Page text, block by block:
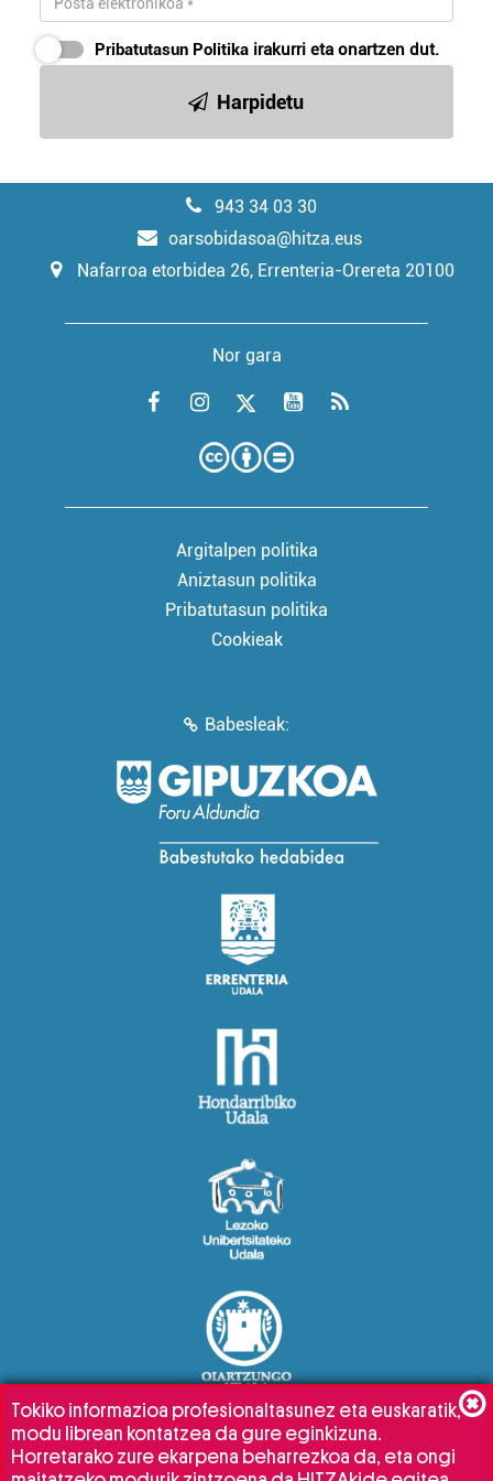
Pribatutasun Politika irakurri eta onartzen dut.
Harpidetu
943 34 03 30
oarsobidasoa@hitza.eus
Nafarroa etorbidea 26, Errenteria-Orereta 20100
Nor gara
Argitalpen politika
Aniztasun politika
Pribatutasun politika
Cookieak
Babesleak:
Tokiko informazioa profesionaltasunez eta euskaratik,
modu librean kontatzea da gure eginkizuna.
Horretarako zure ekarpena beharrezkoa da, eta ongi